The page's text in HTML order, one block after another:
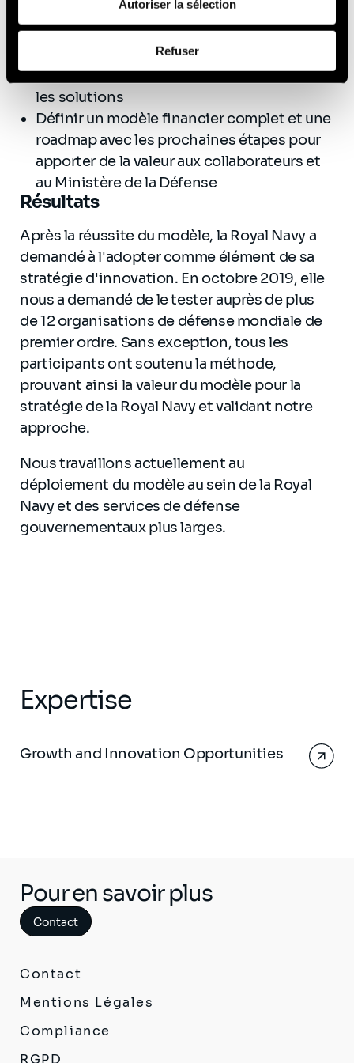
vous pouvez nous contacter et comment nous traitons
Politique de protection des données à caractère
personnel.
Autoriser la sélection
Refuser
Assurer la liaison avec les parties
prenantes pour élaborer des visuels
détaillés et attrayants afin de donner vie au
modèle à venir, en identifiant les défis et
les solutions
Définir un modèle financier complet et une
roadmap avec les prochaines étapes pour
apporter de la valeur aux collaborateurs et
au Ministère de la Défense
Résultats
Après la réussite du modèle, la Royal Navy a
demandé à l'adopter comme élément de sa
stratégie d'innovation. En octobre 2019, elle
nous a demandé de le tester auprès de plus
de 12 organisations de défense mondiale de
premier ordre. Sans exception, tous les
participants ont soutenu la méthode,
prouvant ainsi la valeur du modèle pour la
stratégie de la Royal Navy et validant notre
approche.
Nous travaillons actuellement au
déploiement du modèle au sein de la Royal
Navy et des services de défense
gouvernementaux plus larges.
Expertise
Growth and Innovation Opportunities
Pour en savoir plus
Contact
Contact
Mentions Légales
Compliance
RGPD